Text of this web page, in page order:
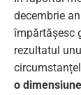
decembrie
împărtășesc
rezultatul
o